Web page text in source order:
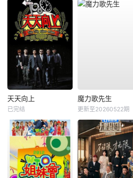
天天向上
已完结
魔力歌先生
更新至20260522期